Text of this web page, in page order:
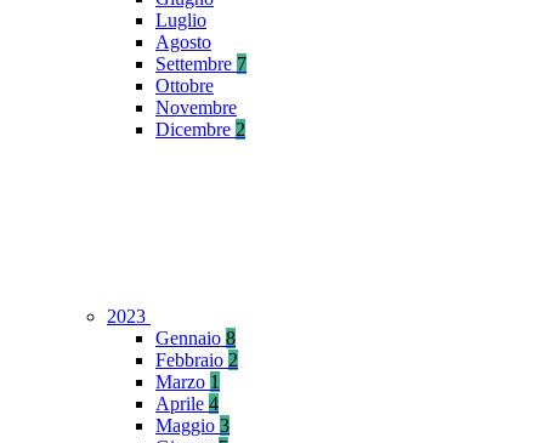
Luglio
Agosto
Settembre 7
Ottobre
Novembre
Dicembre 2
2023
Gennaio 8
Febbraio 2
Marzo 1
Aprile 4
Maggio 3